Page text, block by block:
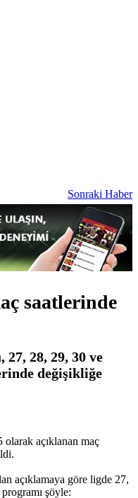
Sonraki Haber
saatlerinde
28, 29, 30 ve
değişikliğe
açıklanan maç
açıklamaya göre ligde 27,
şöyle: